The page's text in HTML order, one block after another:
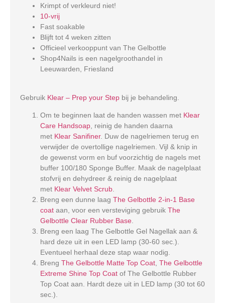
Krimpt of verkleurd niet!
10-vrij
Fast soakable
Blijft tot 4 weken zitten
Officieel verkooppunt van The Gelbottle
Shop4Nails is een nagelgroothandel in
Leeuwarden, Friesland
Gebruik Klear – Prep your Step bij je behandeling.
Om te beginnen laat de handen wassen met Klear
Care Handsoap , reinig de handen daarna
met Klear Sanifiner. Duw de nagelriemen terug en
verwijder de overtollige nagelriemen. Vijl & knip in
de gewenst vorm en buf voorzichtig de nagels met
buffer 100/180 Sponge Buffer. Maak de nagelplaat
stofvrij en dehydreer & reinig de nagelplaat
met Klear Velvet Scrub
Breng een dunne laag The Gelbottle 2-in-1 Base
coat aan, voor een versteviging gebruik The
Gelbottle Clear Rubber Base
Breng een laag The Gelbottle Gel Nagellak aan &
hard deze uit in een LED lamp (30-60 sec.).
Eventueel herhaal deze stap waar nodig.
Breng The Gelbottle Matte Top Coat The Gelbottle
Extreme Shine Top Coat of The Gelbottle Rubber
Top Coat aan. Hardt deze uit in LED lamp (30 tot 60
sec.).